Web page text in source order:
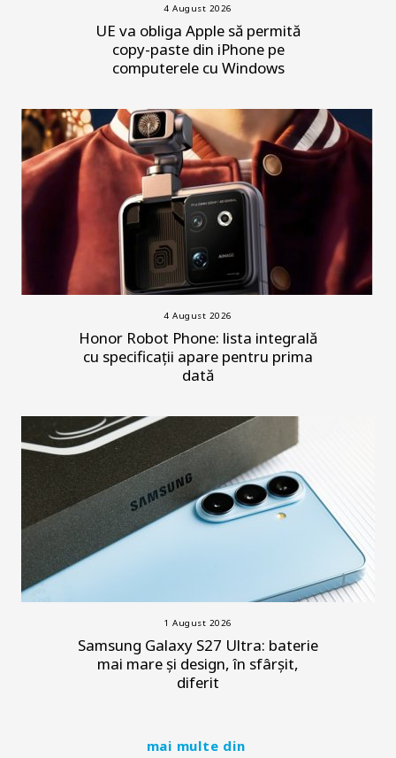
4 August 2026
UE va obliga Apple să permită
copy-paste din iPhone pe
computerele cu Windows
4 August 2026
Honor Robot Phone: lista integrală
cu specificații apare pentru prima
dată
1 August 2026
Samsung Galaxy S27 Ultra: baterie
mai mare și design, în sfârșit,
diferit
mai multe din